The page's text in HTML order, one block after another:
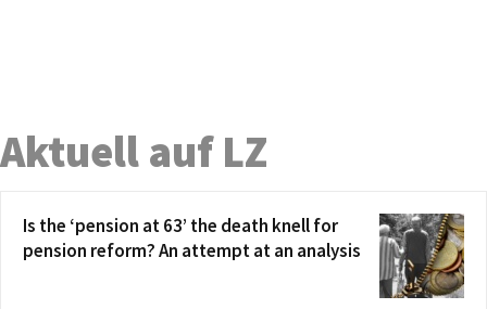
Aktuell auf LZ
Is the ‘pension at 63’ the death knell for
pension reform? An attempt at an analysis